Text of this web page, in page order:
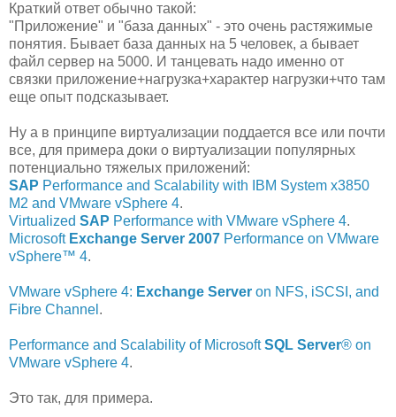
Краткий ответ обычно такой:
"Приложение" и "база данных" - это очень растяжимые
понятия. Бывает база данных на 5 человек, а бывает
файл сервер на 5000. И танцевать надо именно от
связки приложение+нагрузка+характер нагрузки+что там
еще опыт подсказывает.
Ну а в принципе виртуализации поддается все или почти
все, для примера доки о виртуализации популярных
потенциально тяжелых приложений:
SAP Performance and Scalability with IBM System x3850
M2 and VMware vSphere 4.
Virtualized SAP Performance with VMware vSphere 4.
Microsoft Exchange Server 2007 Performance on VMware
vSphere™ 4.
VMware vSphere 4: Exchange Server on NFS, iSCSI, and
Fibre Channel .
Performance and Scalability of MicrosoftSQL Server® on
VMware vSphere 4.
Это так, для примера.